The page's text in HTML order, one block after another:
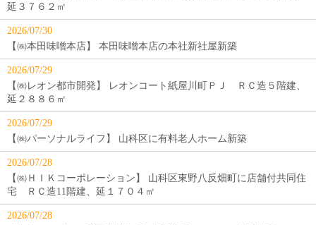
延３７６２㎡
2026/07/30
【㈱本田味噌本店】 本田味噌本店の本社新社屋新築
2026/07/29
【㈱レオン都市開発】 レオンコート紙屋川町ＰＪ ＲＣ造５階建、
延２８８６㎡
2026/07/29
【㈱パーソナルライフ】 山科区に有料老人ホーム新築
2026/07/28
【㈱ＨＩＫコーポレーション】 山科区東野八反畑町に店舗付共同住
宅 ＲＣ造11階建、延１７０４㎡
2026/07/28